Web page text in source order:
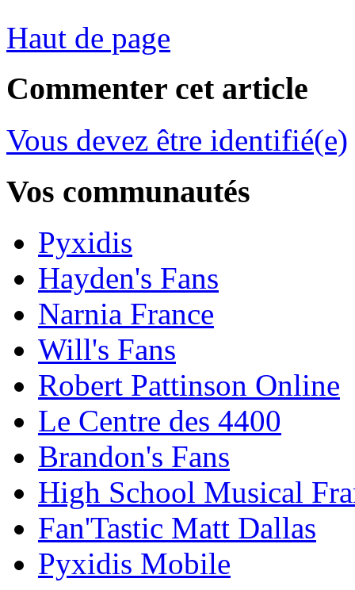
Haut de page
Commenter cet article
Vous devez être identifié(e)
Vos communautés
Pyxidis
Hayden's Fans
Narnia France
Will's Fans
Robert Pattinson Online
Le Centre des 4400
Brandon's Fans
High School Musical
Fan'Tastic Matt Dallas
Pyxidis Mobile